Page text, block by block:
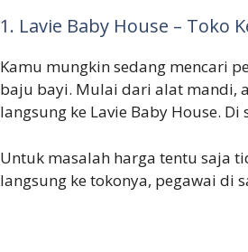
1. Lavie Baby House – Toko
Kamu mungkin sedang mencari
baju bayi. Mulai dari alat mandi,
langsung ke Lavie Baby House.
Untuk masalah harga tentu saja
langsung ke tokonya, pegawai di